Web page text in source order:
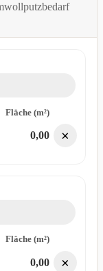
Fläche (m²)
0,00 ×
Fläche (m²)
0,00 ×